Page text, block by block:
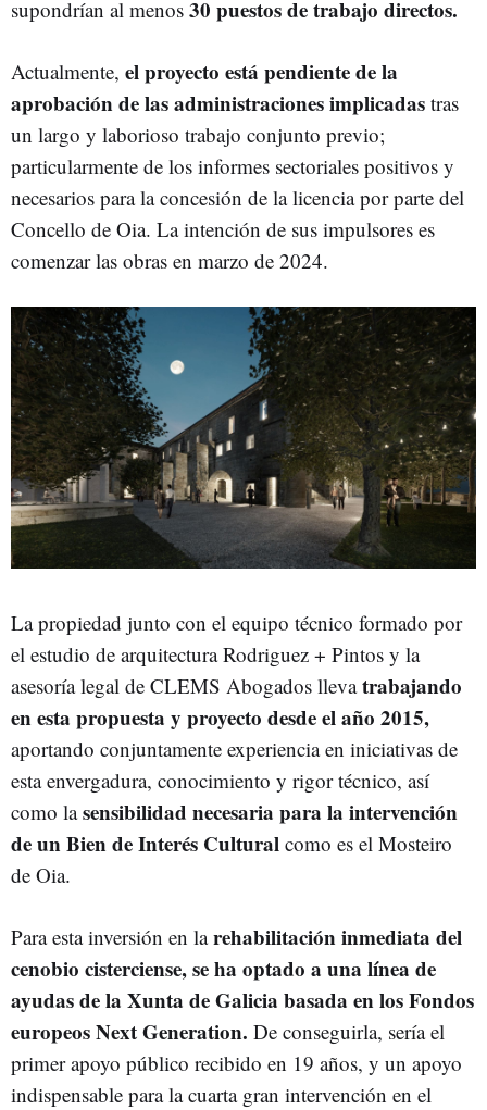
supondrían al menos 30 puestos de trabajo directos.
Actualmente, el proyecto está pendiente de la
aprobación de las administraciones implicadas tras
un largo y laborioso trabajo conjunto previo;
particularmente de los informes sectoriales positivos y
necesarios para la concesión de la licencia por parte del
Concello de Oia. La intención de sus impulsores es
comenzar las obras en marzo de 2024.
La propiedad junto con el equipo técnico formado por
el estudio de arquitectura Rodriguez + Pintos y la
asesoría legal de CLEMS Abogados llevatrabajando
en esta propuesta y proyecto desde el año 2015,
aportando conjuntamente experiencia en iniciativas de
esta envergadura, conocimiento y rigor técnico, así
como lasensibilidad necesaria para la intervención
de un Bien de Interés Cultural como es el Mosteiro
de Oia.
Para esta inversión en larehabilitación inmediata del
cenobio cisterciense, se ha optado a una línea de
ayudas de la Xunta de Galicia basada en los Fondos
europeos Next Generation. De conseguirla, sería el
primer apoyo público recibido en 19 años, y un apoyo
indispensable para la cuarta gran intervención en el